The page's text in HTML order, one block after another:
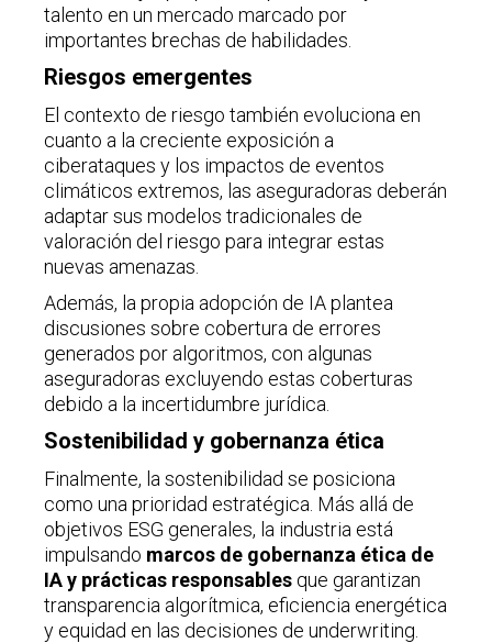
talento en un mercado marcado por
importantes brechas de habilidades.
Riesgos emergentes
El contexto de riesgo también evoluciona en
cuanto a la creciente exposición a
ciberataques y los impactos de eventos
climáticos extremos, las aseguradoras deberán
adaptar sus modelos tradicionales de
valoración del riesgo para integrar estas
nuevas amenazas.
Además, la propia adopción de IA plantea
discusiones sobre cobertura de errores
generados por algoritmos, con algunas
aseguradoras excluyendo estas coberturas
debido a la incertidumbre jurídica.
Sostenibilidad y gobernanza ética
Finalmente, la sostenibilidad se posiciona
como una prioridad estratégica. Más allá de
objetivos ESG generales, la industria está
impulsando marcos de gobernanza ética de
IA y prácticas responsables que garantizan
transparencia algorítmica, eficiencia energética
y equidad en las decisiones de underwriting.